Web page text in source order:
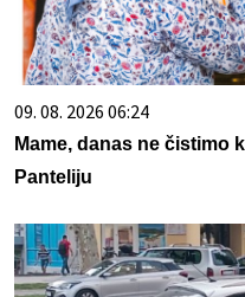
09. 08. 2026 06:24
Mame, danas ne čistimo
Panteliju